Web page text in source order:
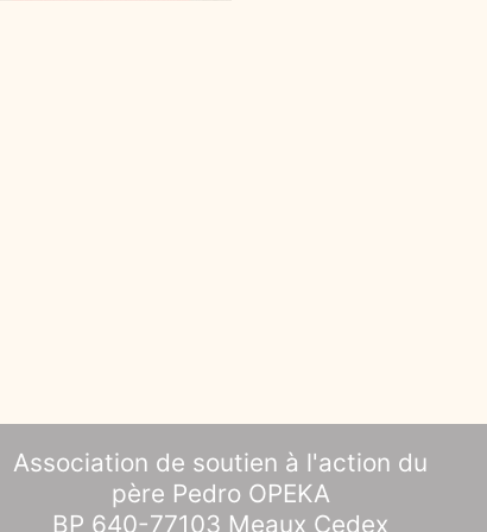
Association de soutien à l'action du
père Pedro OPEKA
BP 640-77103 Meaux Cedex